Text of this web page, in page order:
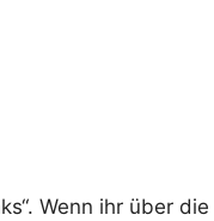
Wenn ihr über